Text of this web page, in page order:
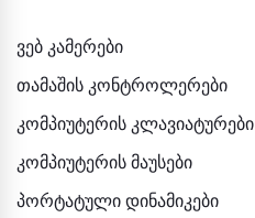
ვებ კამერები
თამაშის კონტროლერები
კომპიუტერის კლავიატურები
კომპიუტერის მაუსები
პორტატული დინამიკები